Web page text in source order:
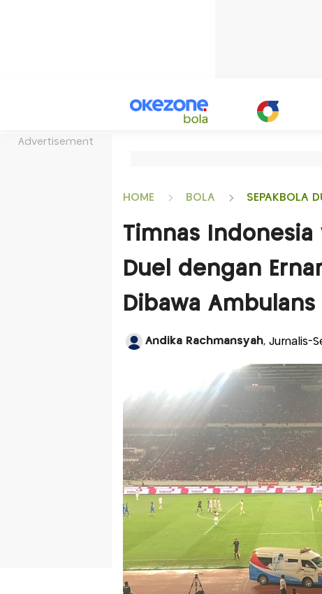
Advertisement
HOME BOLA SEPAKBOLA
Timnas Indonesia
Duel dengan
Dibawa
Andika Rachmansyah, Jurnalis-